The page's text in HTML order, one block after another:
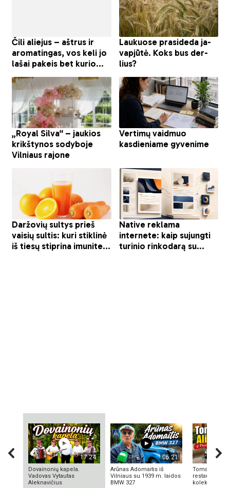
17:24
Dovainonių kapela.
Vadovas Vytautas
Aleknavičius
06:21
Arūnas Adomaitis iš
Vilniaus su 1939 m. laidos
BMW 327
Tomas